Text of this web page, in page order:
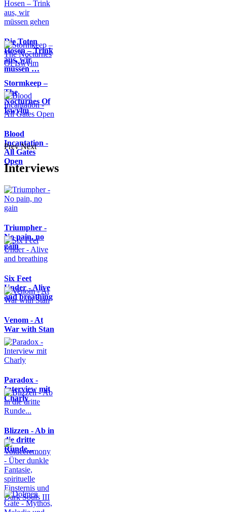
Die Toten
Hosen – Trink
aus, wir
müssen …
Stormkeep –
The
Nocturnes Of
Iswylm
Blood
Incantation -
All Gates
Open
Prev Next
Interviews
Triumpher -
No pain, no
gain
Six Feet
Under - Alive
and breathing
Venom - At
War with Stan
Paradox -
Interview mit
Charly
Blizzen - Ab in
die dritte
Runde...